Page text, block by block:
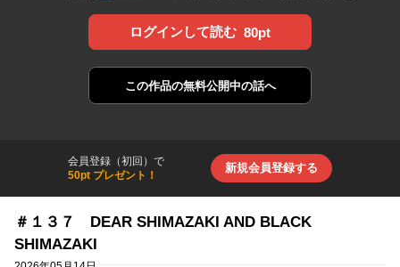
ログインして読む 80pt
この作品の無料公開中の話へ
会員登録（初回）で
50pt プレゼント！
新規会員登録する
＃１３７ DEAR SHIMAZAKI AND BLACK
SHIMAZAKI